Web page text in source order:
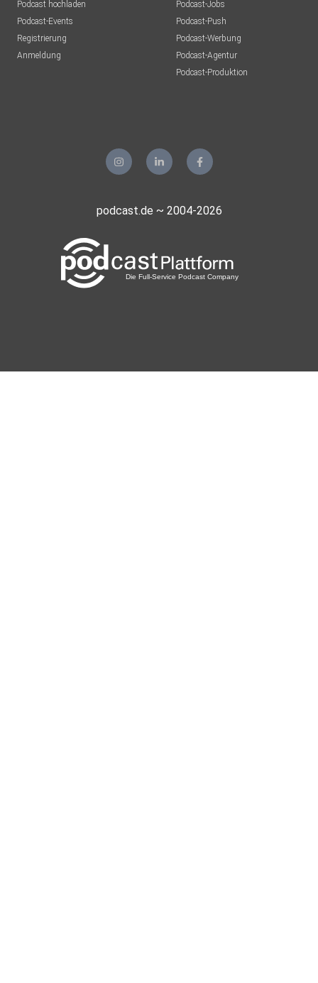
Podcast hochladen
Podcast-Events
Registrierung
Anmeldung
Podcast-Jobs
Podcast-Push
Podcast-Werbung
Podcast-Agentur
Podcast-Produktion
podcast.de ~ 2004-2026